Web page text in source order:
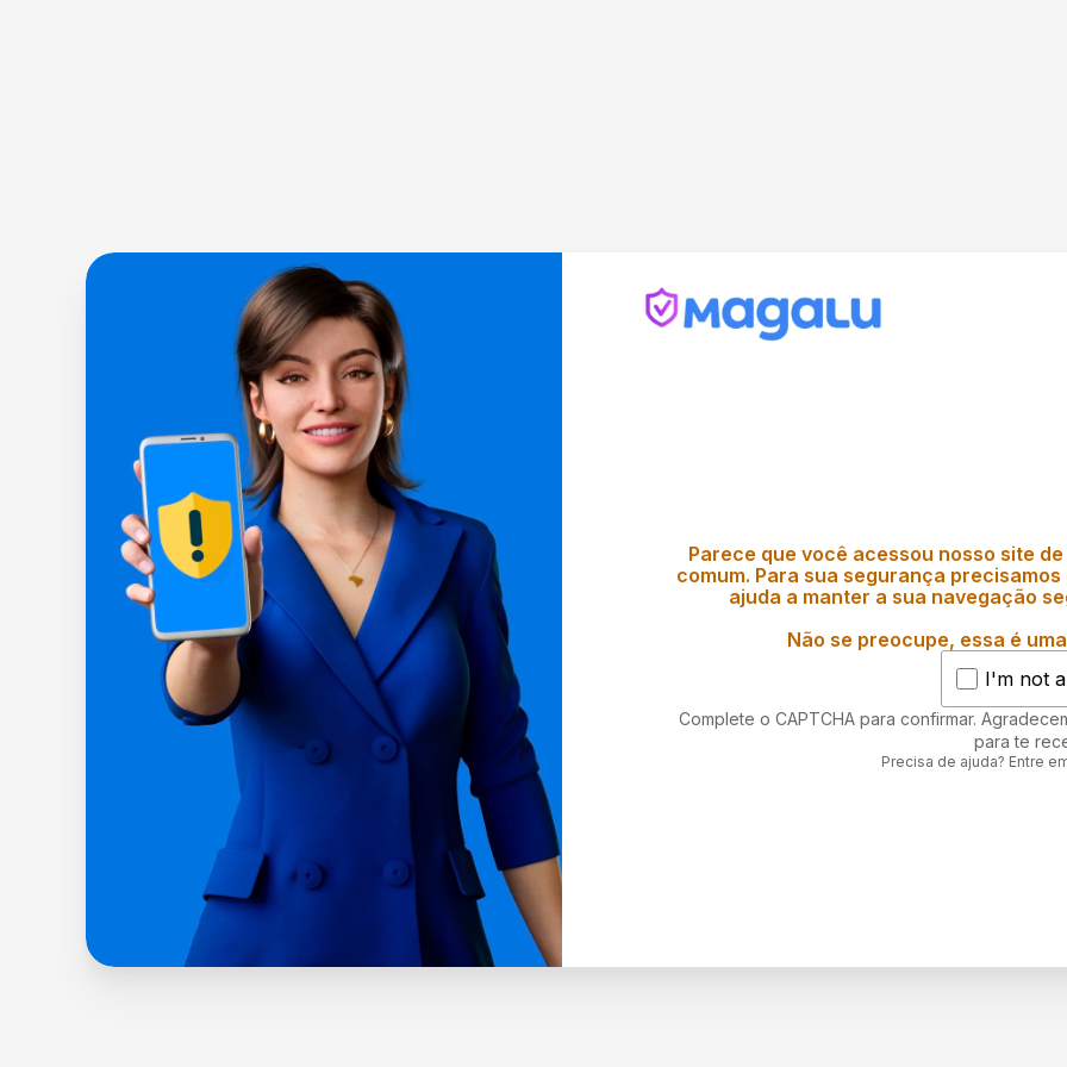
Parece que você acessou nosso site
comum. Para sua segurança
ajuda a manter a sua navegação
Não se preocupe, essa é
I'm not
Complete o CAPTCHA para confirmar.
para te
Precisa de ajuda? Entre